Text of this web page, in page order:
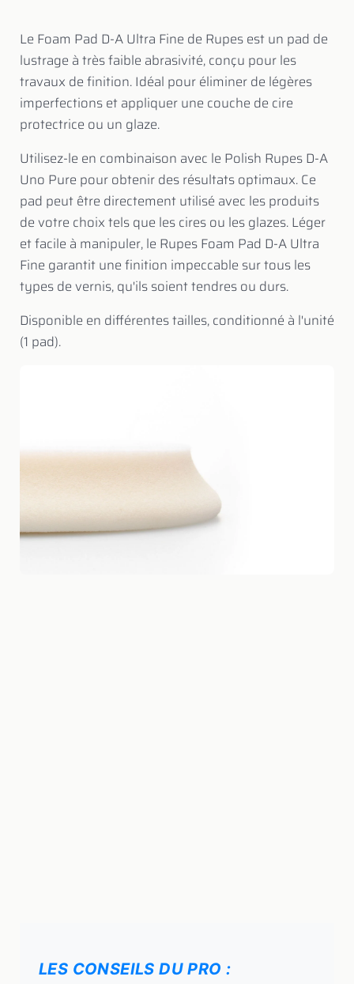
Le Foam Pad D-A Ultra Fine de Rupes est un pad de
lustrage à très faible abrasivité, conçu pour les
travaux de finition. Idéal pour éliminer de légères
imperfections et appliquer une couche de cire
protectrice ou un glaze.
Utilisez-le en combinaison avec le Polish Rupes D-A
Uno Pure pour obtenir des résultats optimaux. Ce
pad peut être directement utilisé avec les produits
de votre choix tels que les cires ou les glazes. Léger
et facile à manipuler, le Rupes Foam Pad D-A Ultra
Fine garantit une finition impeccable sur tous les
types de vernis, qu'ils soient tendres ou durs.
Disponible en différentes tailles, conditionné à l'unité
(1 pad).
LES CONSEILS DU PRO :